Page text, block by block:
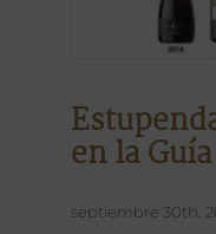
en la
septiembre 30th,